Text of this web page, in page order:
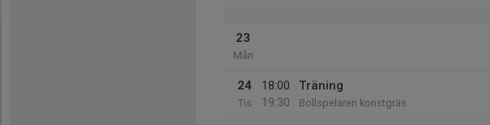
23
Mån
24
Tis
18:00
19:30
Träning
Bollspelaren konstgräs